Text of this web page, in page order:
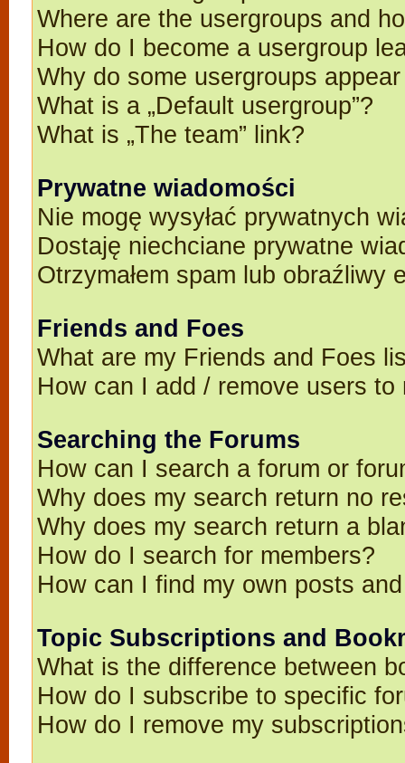
Where are the usergroups and
How do I become a usergroup
Why do some usergroups
What is a „Default usergroup”?
What is „The team” link?
Prywatne wiadomości
Nie mogę wysyłać prywatnych
Dostaję niechciane prywatne
Otrzymałem spam lub obraźliwy
Friends and Foes
What are my Friends and Foes
How can I add / remove users
Searching the Forums
How can I search a forum or
Why does my search return no
Why does my search return a
How do I search for members?
How can I find my own posts
Topic Subscriptions and
What is the difference between
How do I subscribe to specific
How do I remove my